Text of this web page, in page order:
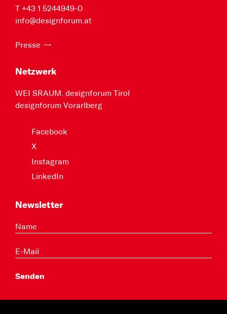
T +43 1 5244949-0
info@designforum.at
Presse
Netzwerk
WEI SRAUM. designforum Tirol
designforum Vorarlberg
Facebook
X
Instagram
LinkedIn
Newsletter